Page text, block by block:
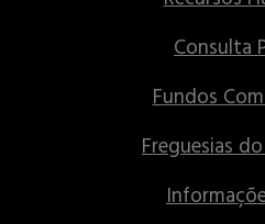
Consulta
Fundos
Freguesias